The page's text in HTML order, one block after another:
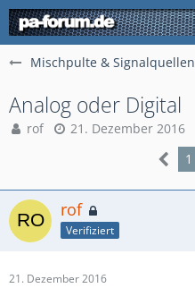
Mischpulte & Signalquellen
Analog oder Digital
rof
21. Dezember 2016
1
rof
Verifiziert
21. Dezember 2016